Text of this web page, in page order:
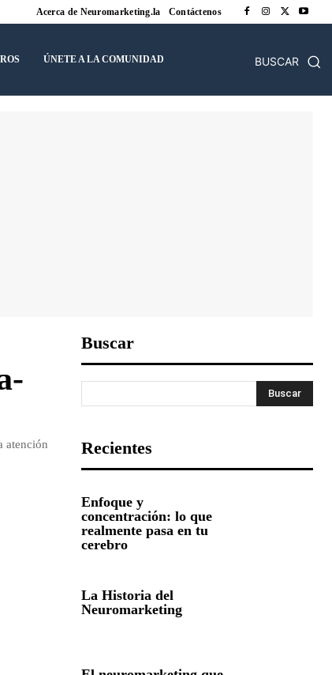
Acerca de Neuromarketing.la Contáctenos
ÚNETE A LA COMUNIDAD BUSCAR
atención
Buscar
Buscar
Recientes
Enfoque y
concentración: lo que
realmente pasa en tu
cerebro
La Historia del
Neuromarketing